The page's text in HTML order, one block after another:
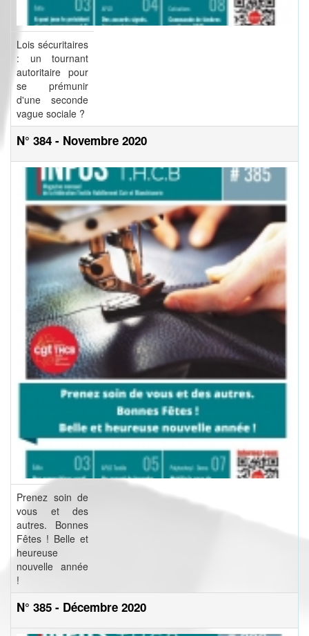
Lois sécuritaires
: un tournant
autoritaire pour
se prémunir
d'une seconde
vague sociale ?
N° 384 - Novembre 2020
Prenez soin de
vous et des
autres. Bonnes
Fêtes ! Belle et
heureuse
nouvelle année
!
N° 385 - Décembre 2020